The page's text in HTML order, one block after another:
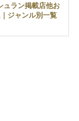
ュラン掲載店他お
ジャンル別一覧